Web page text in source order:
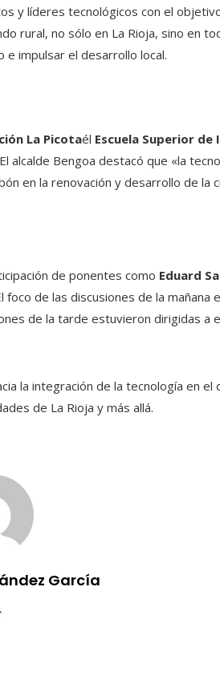
y líderes tecnológicos con el
rural, no sólo en La Rioja, sino en
impulsar el desarrollo local.
La Picotaél Escuela Superior
alcalde Bengoa destacó que «la
en la renovación y desarrollo de la
de ponentes como Eduard
foco de las discusiones de la mañana
de la tarde estuvieron dirigidas a
la integración de la tecnología en el
de La Rioja y más allá.
García